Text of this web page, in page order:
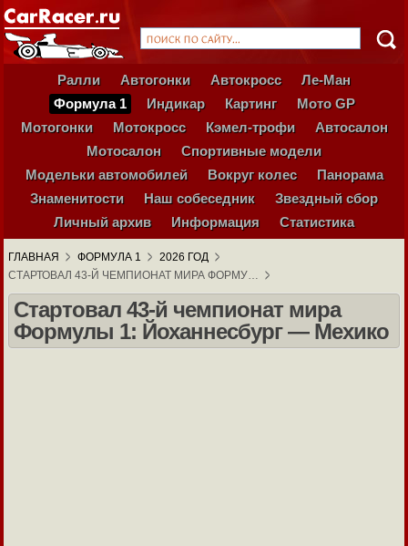
Ралли Автогонки Автокросс
Ле-Ман
Формула 1
Индикар Картинг
Мото GP
Мотогонки
Мотокросс Кэмел-трофи
Автосалон
Мотосалон
Спортивные модели
Модельки автомобилей
Вокруг колес
Панорама
Знаменитости
Наш собеседник
Звездный сбор
Личный архив
Информация Статистика
ГЛАВНАЯ ФОРМУЛА 1
2026 ГОД
СТАРТОВАЛ 43-Й ЧЕМПИОНАТ МИРА ФОРМУ…
Стартовал 43-й чемпионат мира
Формулы 1: Йоханнесбург — Мехико